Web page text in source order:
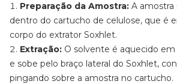
Preparação da Amostra: A amostra
dentro do cartucho de celulose, que é
corpo do extrator Soxhlet.
Extração: O solvente é aquecido em
e sobe pelo braço lateral do Soxhlet,
pingando sobre a amostra no cartucho.